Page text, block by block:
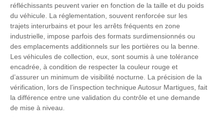
réfléchissants peuvent varier en fonction de la taille et du poids
du véhicule. La réglementation, souvent renforcée sur les
trajets interurbains et pour les arrêts fréquents en zone
industrielle, impose parfois des formats surdimensionnés ou
des emplacements additionnels sur les portières ou la benne.
Les véhicules de collection, eux, sont soumis à une tolérance
encadrée, à condition de respecter la couleur rouge et
d’assurer un minimum de visibilité nocturne. La précision de la
vérification, lors de l’inspection technique Autosur Martigues, fait
la différence entre une validation du contrôle et une demande
de mise à niveau.